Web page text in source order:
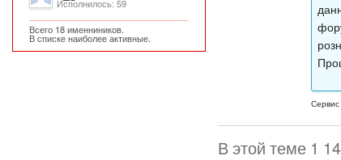
Сервис
В этой теме 1
Исполнилось: 59
Всего 18 именниников.
В списке наиболее активные.